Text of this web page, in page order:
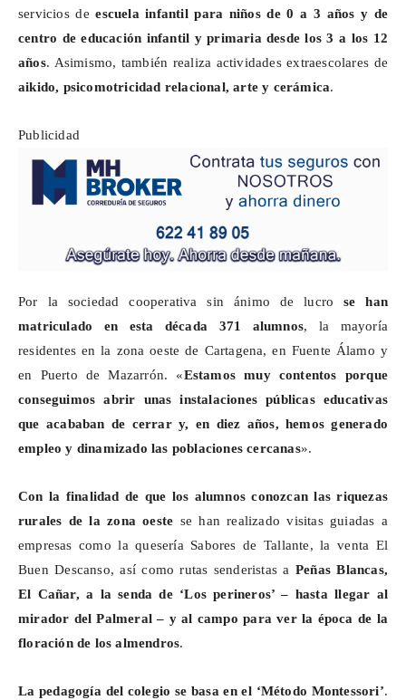
servicios deescuela infantil para niños de 0 a 3 años y de
centro de educación infantil y primaria desde los 3 a los 12
años. Asimismo, también realiza actividades extraescolares de
aikido, psicomotricidad relacional, arte y cerámica.
Publicidad
Por la sociedad cooperativa sin ánimo de lucrose han
matriculado
en esta década 371 alumnos, la mayoría
residentes en la zona oeste de Cartagena, en Fuente Álamo y
en Puerto de Mazarrón. «Estamos muy contentos porque
conseguimos abrir unas instalaciones públicas educativas
que acababan de cerrar y, en diez años, hemos generado
empleo y dinamizado las poblaciones cercanas».
Con la finalidad de que los alumnos conozcan las riquezas
rurales de la zona oeste se han realizado visitas guiadas a
empresas como la quesería Sabores de Tallante, la venta El
Buen Descanso, así como rutas senderistas aPeñas Blancas,
El Cañar, a la senda de ‘Losperineros’ – hasta llegar al
mirador del Palmeral – y al campo para ver la época de la
floración de los almendros.
La pedagogía del colegio se basa en el ‘Método Montessori’.